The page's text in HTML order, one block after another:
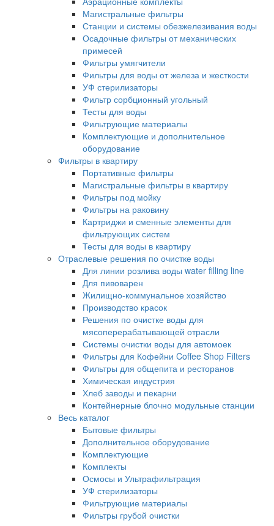
Магистральные фильтры
Станции и системы обезжелезивания воды
Осадочные фильтры от механических
примесей
Фильтры умягчители
Фильтры для воды от железа и жесткости
УФ стерилизаторы
Фильтр сорбционный угольный
Тесты для воды
Фильтрующие материалы
Комплектующие и дополнительное
оборудование
Фильтры в квартиру
Портативные фильтры
Магистральные фильтры в квартиру
Фильтры под мойку
Фильтры на раковину
Картриджи и сменные элементы для
фильтрующих систем
Тесты для воды в квартиру
Отраслевые решения по очистке воды
Для линии розлива воды water filling line
Для пивоварен
Жилищно-коммунальное хозяйство
Производство красок
Решения по очистке воды для
мясоперерабатывающей отрасли
Системы очистки воды для автомоек
Фильтры для Кофейни Coffee Shop Filters
Фильтры для общепита и ресторанов
Химическая индустрия
Хлеб заводы и пекарни
Контейнерные блочно модульные станции
Весь каталог
Бытовые фильтры
Дополнительное оборудование
Комплектующие
Комплекты
Осмосы и Ультрафильтрация
УФ стерилизаторы
Фильтрующие материалы
Фильтры грубой очистки